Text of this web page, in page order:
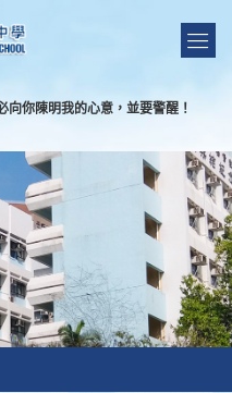
你陳明我的心意，並要警醒！